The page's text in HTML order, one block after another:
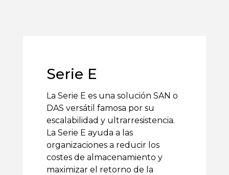
Serie E
La Serie E es una solución SAN o
DAS versátil famosa por su
escalabilidad y ultrarresistencia.
La Serie E ayuda a las
organizaciones a reducir los
costes de almacenamiento y
maximizar el retorno de la